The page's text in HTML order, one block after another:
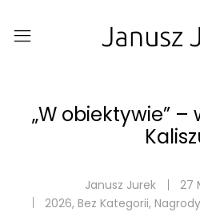
„W obiektywie”
Janusz Jurek
27
2026, Bez Kategorii,